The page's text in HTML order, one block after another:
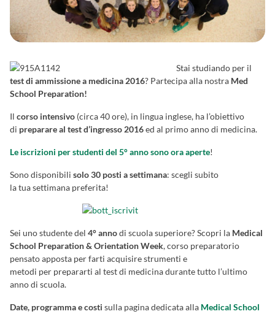
Stai studiando per il
test di ammissione a medicina 2016? Partecipa alla nostra Med
School Preparation!
Il corso intensivo (circa 40 ore), in lingua inglese, ha l’obiettivo
di preparareal test d’ingresso 2016ed al primo anno di medicina.
Le iscrizioni per studenti del 5° anno sono ora aperte!
Sono disponibili solo 30 posti a settimana: scegli subito
la tua settimana preferita!
Sei uno studente del 4° annodi scuola superiore? Scopri la Medical
School Preparation & Orientation Week, corso preparatorio
pensato apposta per farti acquisire strumenti e
metodi per prepararti al test di medicina durante tutto l’ultimo
anno di scuola.
Date, programma e costi sulla pagina dedicata alla Medical School